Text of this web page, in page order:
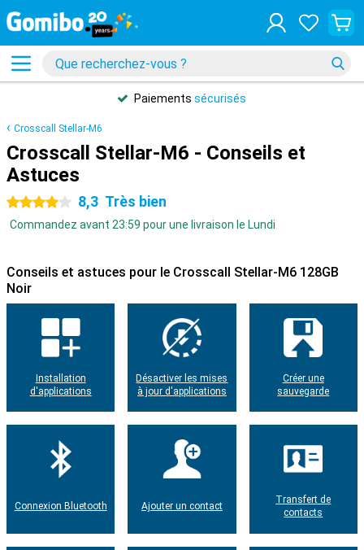
Paiements sécurisés
Crosscall Stellar-M6
Crosscall Stellar-M6 - Conseils et
Astuces
4 étoiles 8,3 Très bien
Commandez avant 23:59 pour une livraison le Lundi
Conseils et astuces pour le Crosscall Stellar-M6 128GB
Noir
Installation
d'applications
Désactiver les mises
à jour d'applications
Créer une
sauvegarde
Connexion Bluetooth Ajouter un contact
Transfert de
contacts